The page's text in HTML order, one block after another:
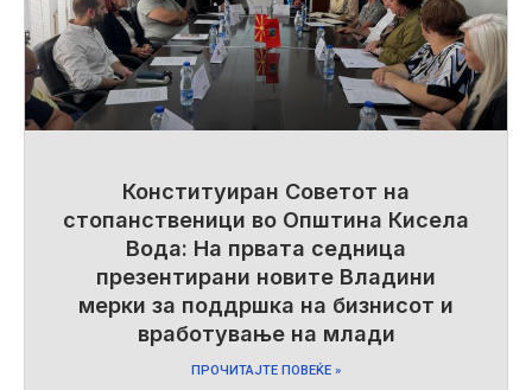
Конституиран Советот на
стопанственици во Општина Кисела
Вода: На првата седница
презентирани новите Владини
мерки за поддршка на бизнисот и
вработување на млади
ПРОЧИТАЈТЕ ПОВЕЌЕ »